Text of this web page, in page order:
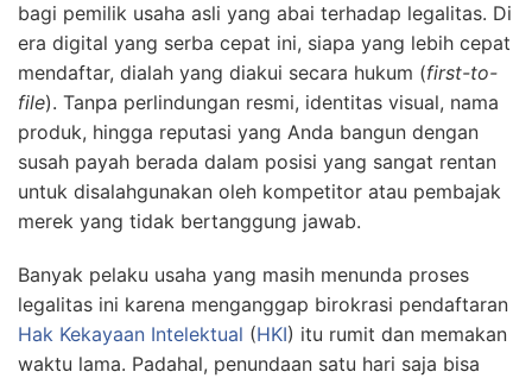
bagi pemilik usaha asli yang abai terhadap legalitas. Di
era digital yang serba cepat ini, siapa yang lebih cepat
mendaftar, dialah yang diakui secara hukum (first-to-
file). Tanpa perlindungan resmi, identitas visual, nama
produk, hingga reputasi yang Anda bangun dengan
susah payah berada dalam posisi yang sangat rentan
untuk disalahgunakan oleh kompetitor atau pembajak
merek yang tidak bertanggung jawab.
Banyak pelaku usaha yang masih menunda proses
legalitas ini karena menganggap birokrasi pendaftaran
Hak Kekayaan Intelektual (HKI) itu rumit dan memakan
waktu lama. Padahal, penundaan satu hari saja bisa